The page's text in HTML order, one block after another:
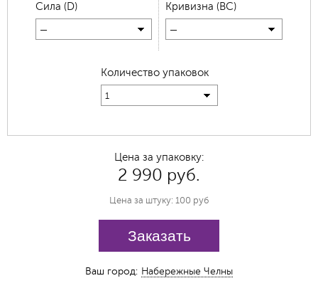
Сила (D)
—
Кривизна (BC)
—
Количество упаковок
1
Цена за упаковку:
2 990 руб.
Цена за штуку: 100 руб
Заказать
Ваш город: Набережные Челны